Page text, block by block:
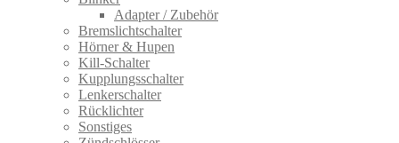
Adapter / Zubehör
Bremslichtschalter
Hörner & Hupen
Kill-Schalter
Kupplungsschalter
Lenkerschalter
Rücklichter
Sonstiges